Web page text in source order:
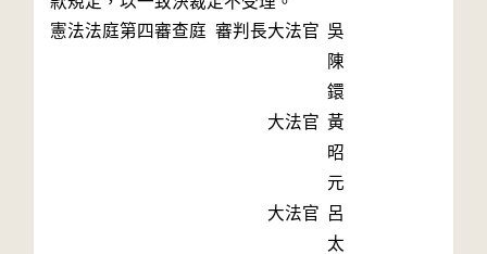
憲法法庭第四審查庭 審判長大法官 吳
陳
鐶
大法官 黃
昭
元
大法官 呂
太